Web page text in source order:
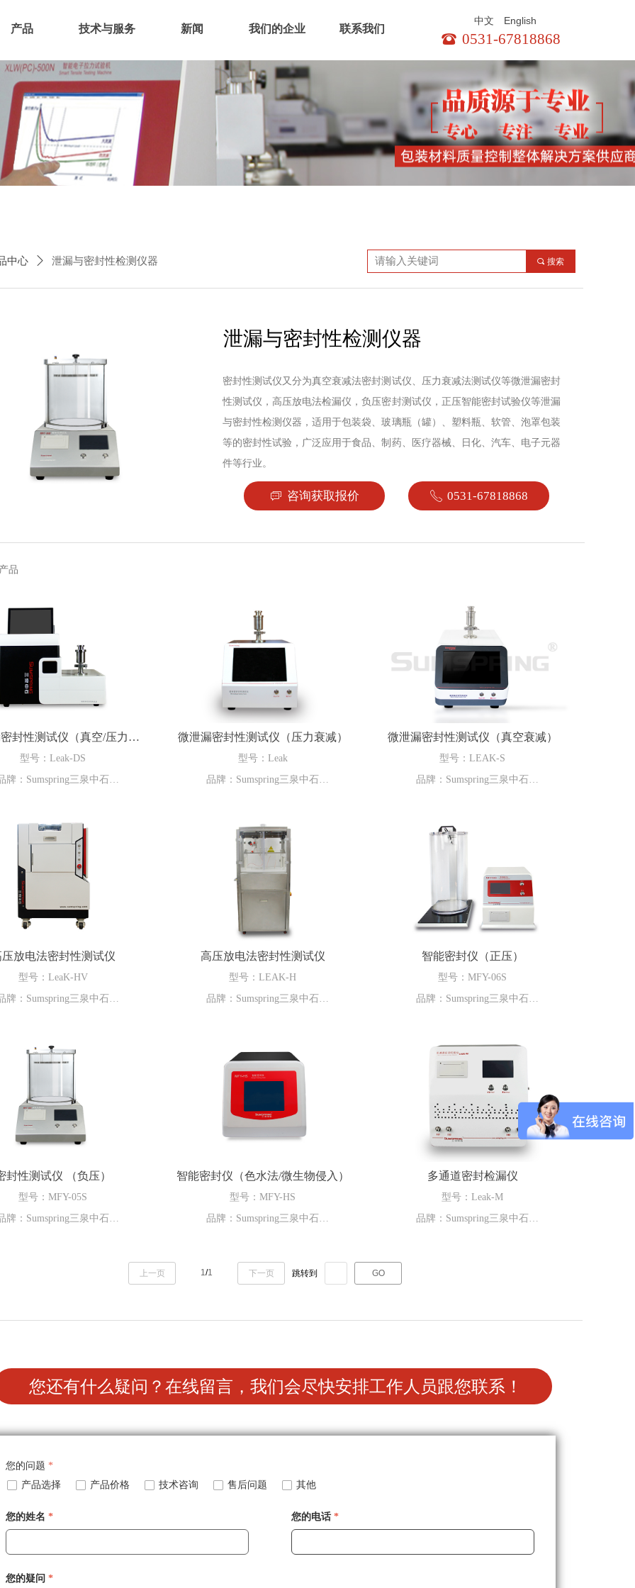
뀰 0531-67818868
中文 English
产品 技术与服务 新闻 我们的企业 联系我们
封性测试仪（真空/压力衰
减）
型号：Leak-DS
牌：Sumspring三泉中石
三泉中石Leak-DS微泄漏密封性
真空/压力衰减）采用真空衰减
衰减法测试原理，主要用于安瓿
瓶、玻璃输液瓶、塑料输液瓶/
瓶、预充针、滴眼剂瓶、BFS等
品包装密封完整性测试。
微泄漏密封性测试仪（压力衰减）
型号：Leak
品牌：Sumspring三泉中石
三泉中石微泄漏密封性测试仪（压力衰
减）适用于包装物密封性测试，仪器采用
真空/压力衰减法测试原理，无损检测技
术，满足ASTM测试方法。能够检测到微
型小孔的泄漏。
微泄漏密封性测试仪（真空衰减）
型号：LEAK-S
品牌：Sumspring三泉中石
法）适用于包装物密封性测试，仪器采用
术，满足ASTM测试方法和FDA标准。高
精度CCIT测试技术能够检测到微型小孔的
泄漏。可用于西林瓶、安瓿瓶、输液瓶、
预充针、滴眼剂瓶等大容量、小容量注射
液及冻干产品的密封完整性验证。适用于
制药厂家、第三方检测机构、药检机构等
压放电法密封性测试仪
型号：LeaK-HV
牌：Sumspring三泉中石
无菌产品包装完整性评价
封性能检测，如安瓿瓶、西林
液、预充针、BFS等的包装密封
测。操作简单方便，检测精度
家、用户及科研单位检测样品密
封完整性能的常用仪器。
高压放电法密封性测试仪
型号：LEAK-H
品牌：Sumspring三泉中石
水针剂包装物密封性测试，仪器采用高压
放电法测试原理，无损检测技术，适用于
含悬浊液、乳状液和蛋白质大分子高浓度
产品的液体及小分子液体，满足USP测试
于制药企业、第三方检测机构等单位。
智能密封仪（正压）
型号：MFY-06S
品牌：Sumspring三泉中石
雾剂阀门、复合软管、包装袋、复合圆
筒、复合纸杯、医用注射器、冠型皇冠
盖、医疗器材无菌包装袋等多种材料密封
性及破裂强度测定。MFY-06S通过更换相
应夹具夹具即可实现端盖脱离力、防盗瓶
盖密封性、快速泄露、正压密合性、气雾
剂阀门密封、蠕变到破裂、铝管封闭试验
等多个实验，适用于医疗器械、制药、食
封性测试仪 （负压）
型号：MFY-05S
牌：Sumspring三泉中石
封性测试仪MFY-05S适用于气泡
起泡法）、色水法（又称亚甲基
医疗器械等行业的复合软袋、塑
玻璃瓶、医疗器械、移液器、水
品的密封性和密合性测试。常用
、医疗器械公司、食品企业、化
智能密封仪（色水法/微生物侵入）
型号：MFY-HS
品牌：Sumspring三泉中石
三泉中石MFY-HS智能密封仪（色水法/微
生物侵入）适用于药品包装用软包装袋、
注射剂瓶、塑料瓶、软管、医疗器械等产
真空（负压）及加压（正压）测试。常应
用于质检机构、药检机构、制药厂家、药
多通道密封检漏仪
型号：Leak-M
品牌：Sumspring三泉中石
多通道密封检漏仪Leak-M适用于各种医疗
器械、球囊、软管、包装、阀门、接头、
应用于医疗器械制造企业、质检机构、药
上一页 1 /1 下一页 跳转到 GO
끠 搜索
中心 ꄲ 泄漏与密封性检测仪器
泄漏与密封性检测仪器
密封性测试仪又分为真空衰减法密封测试仪、压力衰减法测试仪等微泄漏密封
性测试仪，高压放电法检漏仪，负压密封测试仪，正压智能密封试验仪等泄漏
与密封性检测仪器，适用于包装袋、玻璃瓶（罐）、塑料瓶、软管、泡罩包装
等的密封性试验，广泛应用于食品、制药、医疗器械、日化、汽车、电子元器
件等行业。
ꀃ 咨询获取报价 ꂅ 0531-67818868
品
您还有什么疑问？在线留言，我们会尽快安排工作人员跟您联系！
您的问题 *
产品选择 产品价格 技术咨询 售后问题 其他
您的姓名 * 您的电话 *
您的疑问 *